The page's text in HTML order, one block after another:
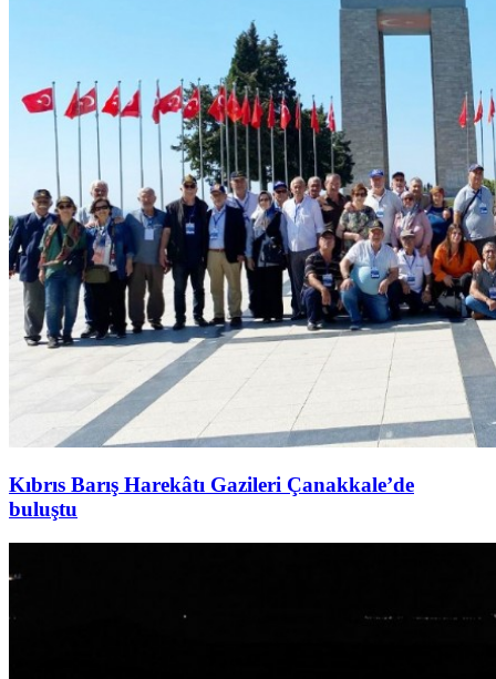
Kıbrıs Barış Harekâtı Gazileri Çanakkale’de
buluştu